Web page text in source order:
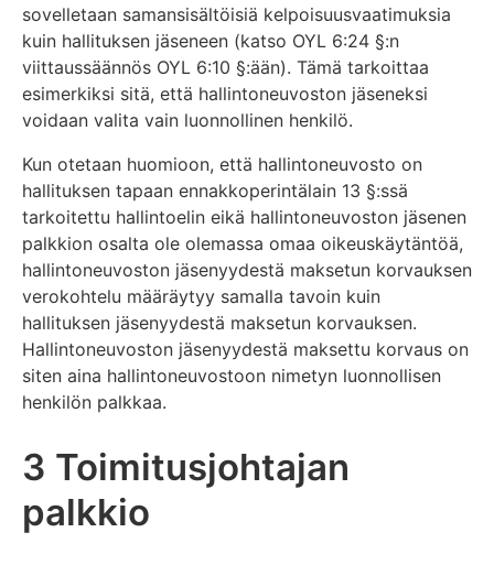
sovelletaan samansisältöisiä kelpoisuusvaatimuksia
kuin hallituksen jäseneen (katso OYL 6:24 §:n
viittaussäännös OYL 6:10 §:ään). Tämä tarkoittaa
esimerkiksi sitä, että hallintoneuvoston jäseneksi
voidaan valita vain luonnollinen henkilö.
Kun otetaan huomioon, että hallintoneuvosto on
hallituksen tapaan ennakkoperintälain 13 §:ssä
tarkoitettu hallintoelin eikä hallintoneuvoston jäsenen
palkkion osalta ole olemassa omaa oikeuskäytäntöä,
hallintoneuvoston jäsenyydestä maksetun korvauksen
verokohtelu määräytyy samalla tavoin kuin
hallituksen jäsenyydestä maksetun korvauksen.
Hallintoneuvoston jäsenyydestä maksettu korvaus on
siten aina hallintoneuvostoon nimetyn luonnollisen
henkilön palkkaa.
3 Toimitusjohtajan
palkkio